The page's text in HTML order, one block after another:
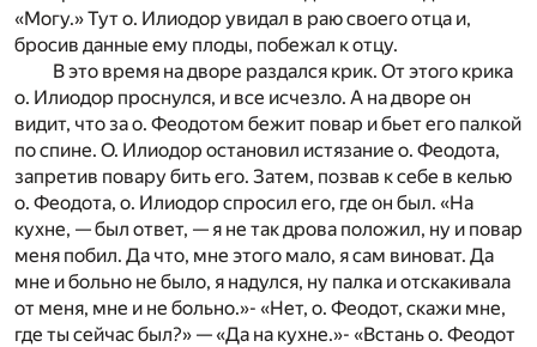
«Могу.» Тут о. Илиодор увидал в раю своего отца и,
бросив данные ему плоды, побежал к отцу.
В это время на дворе раздался крик. От этого крика
о. Илиодор проснулся, и все исчезло. А на дворе он
видит, что за о. Феодотом бежит повар и бьет его палкой
по спине. О. Илиодор остановил истязание о. Феодота,
запретив повару бить его. Затем, позвав к себе в келью
о. Феодота, о. Илиодор спросил его, где он был. «На
кухне, — был ответ, — я не так дрова положил, ну и повар
меня побил. Да что, мне этого мало, я сам виноват. Да
мне и больно не было, я надулся, ну палка и отскакивала
от меня, мне и не больно.»- «Нет, о. Феодот, скажи мне,
где ты сейчас был?» — «Да на кухне.»- «Встань о. Феодот